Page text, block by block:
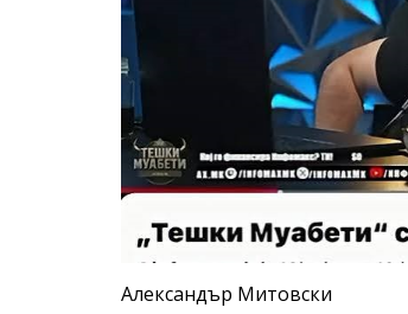
Александър Митовски